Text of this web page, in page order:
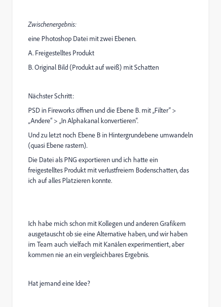
Zwischenergebnis:
eine Photoshop Datei mit zwei Ebenen.
A. Freigestelltes Produkt
B. Original Bild (Produkt auf weiß) mit Schatten
Nächster Schritt:
PSD in Fireworks öffnen und die Ebene B. mit „Filter“ >
„Andere“ > „In Alphakanal konvertieren“.
Und zu letzt noch Ebene B in Hintergrundebene umwandeln
(quasi Ebene rastern).
Die Datei als PNG exportieren und ich hatte ein
freigestelltes Produkt mit verlustfreiem Bodenschatten, das
ich auf alles Platzieren konnte.
Ich habe mich schon mit Kollegen und anderen Grafikern
ausgetauscht ob sie eine Alternative haben, und wir haben
im Team auch vielfach mit Kanälen experimentiert, aber
kommen nie an ein vergleichbares Ergebnis.
Hat jemand eine Idee?